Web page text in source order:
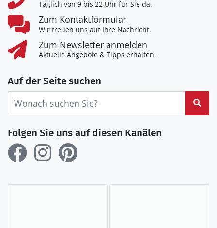
Täglich von 9 bis 22 Uhr für Sie da.
Zum Kontaktformular
Wir freuen uns auf Ihre Nachricht.
Zum Newsletter anmelden
Aktuelle Angebote & Tipps erhalten.
Auf der Seite suchen
Folgen Sie uns auf diesen Kanälen